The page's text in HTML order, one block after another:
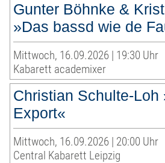
Gunter Böhnke &
»Das bassd wie de
Mittwoch, 16.09.2026 | 19:30 Uhr
Kabarett academixer
Christian Schulte-Loh
Export«
Mittwoch, 16.09.2026 | 20:00 Uhr
Central Kabarett Leipzig